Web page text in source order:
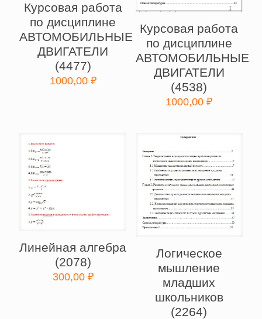
Курсовая работа
по дисциплине
АВТОМОБИЛЬНЫЕ
ДВИГАТЕЛИ
(4477)
1000,00 ₽
Курсовая работа
по дисциплине
АВТОМОБИЛЬНЫЕ
ДВИГАТЕЛИ
(4538)
1000,00₽
Линейная алгебра
(2078)
300,00 ₽
Логическое
мышление
младших
школьников
(2264)